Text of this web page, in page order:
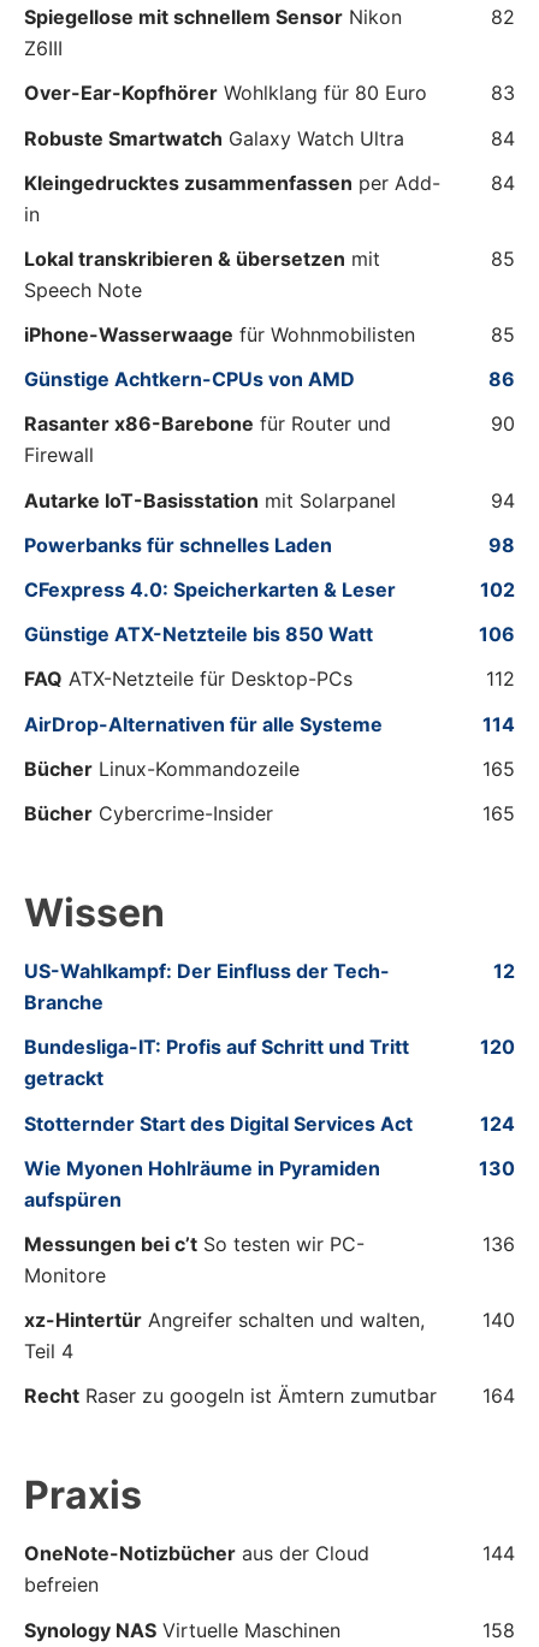
Spiegellose mit schnellem Sensor Nikon
Z6III
82
Over-Ear-Kopfhörer Wohlklang für 80 Euro
83
Robuste Smartwatch Galaxy Watch Ultra
84
Kleingedrucktes zusammenfassen per Add-
in
84
Lokal transkribieren & übersetzen mit
Speech Note
85
iPhone-Wasserwaage für Wohnmobilisten
85
Günstige Achtkern-CPUs von AMD
86
Rasanter x86-Barebone für Router und
Firewall
90
Autarke IoT-Basisstation mit Solarpanel
94
Powerbanks für schnelles Laden
98
CFexpress 4.0: Speicherkarten & Leser
102
Günstige ATX-Netzteile bis 850 Watt
106
FAQ ATX-Netzteile für Desktop-PCs
112
AirDrop-Alternativen für alle Systeme
114
Bücher Linux-Kommandozeile
165
Bücher Cybercrime-Insider 165
Wissen
US-Wahlkampf: Der Einfluss der Tech-
Branche
12
Bundesliga-IT: Profis auf Schritt und Tritt
getrackt
120
Stotternder Start des Digital Services Act
124
Wie Myonen Hohlräume in Pyramiden
aufspüren
130
Messungen bei c’t So testen wir PC-
Monitore
136
xz-Hintertür Angreifer schalten und walten,
Teil 4
140
Recht Raser zu googeln ist Ämtern zumutbar 164
Praxis
OneNote-Notizbücher aus der Cloud
befreien
144
Synology NAS Virtuelle Maschinen
158